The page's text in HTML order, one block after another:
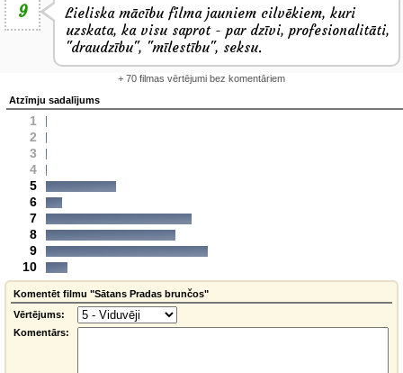
9
Lieliska mācību filma jauniem cilvēkiem, kuri
uzskata, ka visu saprot - par dzīvi, profesionalitāti,
"draudzību", "mīlestību", seksu.
+ 70 filmas vērtējumi bez komentāriem
Atzīmju sadalījums
1
2
3
4
5
6
7
8
9
10
Komentēt filmu "Sātans Pradas brunčos"
Vērtējums:
Komentārs: